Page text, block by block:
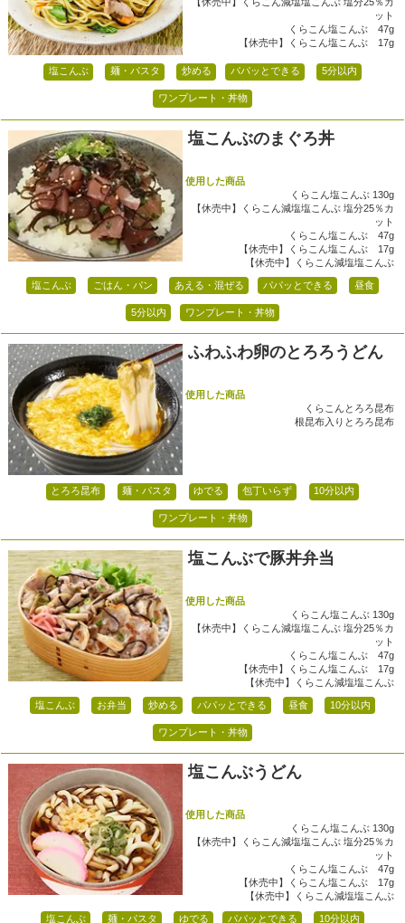
【休売中】くらこん減塩塩こんぶ 塩分25％カ
ット
くらこん塩こんぶ 47g
【休売中】くらこん塩こんぶ 17g
塩こんぶ 麺・パスタ 炒める パパッとできる 5分以内
ワンプレート・丼物
塩こんぶのまぐろ丼
使用した商品
くらこん塩こんぶ 130g
【休売中】くらこん減塩塩こんぶ 塩分25％カ
ット
くらこん塩こんぶ 47g
【休売中】くらこん塩こんぶ 17g
【休売中】くらこん減塩塩こんぶ
塩こんぶ ごはん・パン あえる・混ぜる パパッとできる 昼食
5分以内 ワンプレート・丼物
ふわふわ卵のとろろうどん
使用した商品
くらこんとろろ昆布
根昆布入りとろろ昆布
とろろ昆布 麺・パスタ ゆでる 包丁いらず 10分以内
ワンプレート・丼物
塩こんぶで豚丼弁当
使用した商品
くらこん塩こんぶ 130g
【休売中】くらこん減塩塩こんぶ 塩分25％カ
ット
くらこん塩こんぶ 47g
【休売中】くらこん塩こんぶ 17g
【休売中】くらこん減塩塩こんぶ
塩こんぶ お弁当 炒める パパッとできる 昼食 10分以内
ワンプレート・丼物
塩こんぶうどん
使用した商品
くらこん塩こんぶ 130g
【休売中】くらこん減塩塩こんぶ 塩分25％カ
ット
くらこん塩こんぶ 47g
【休売中】くらこん塩こんぶ 17g
【休売中】くらこん減塩塩こんぶ
塩こんぶ 麺・パスタ ゆでる パパッとできる 10分以内